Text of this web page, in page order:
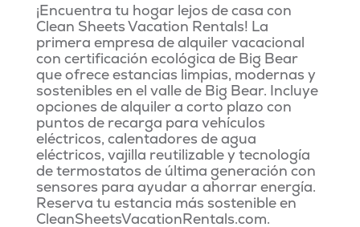
¡Encuentra tu hogar lejos de casa con
Clean Sheets Vacation Rentals! La
primera empresa de alquiler vacacional
con certificación ecológica de Big Bear
que ofrece estancias limpias, modernas y
sostenibles en el valle de Big Bear. Incluye
opciones de alquiler a corto plazo con
puntos de recarga para vehículos
eléctricos, calentadores de agua
eléctricos, vajilla reutilizable y tecnología
de termostatos de última generación con
sensores para ayudar a ahorrar energía.
Reserva tu estancia más sostenible en
CleanSheetsVacationRentals.com.